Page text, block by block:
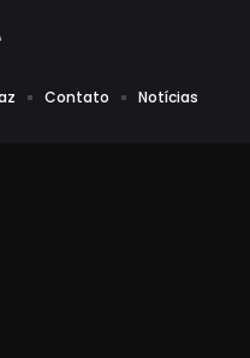
Contato Notícias